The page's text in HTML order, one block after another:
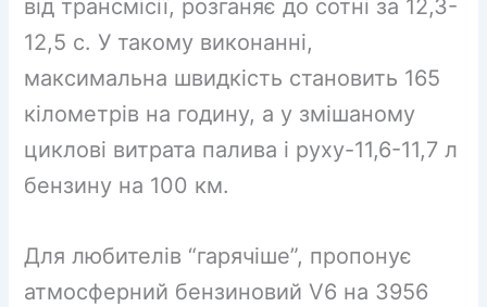
від трансмісії, розганяє до сотні за 12,3-
12,5 с. У такому виконанні,
максимальна швидкість становить 165
кілометрів на годину, а у змішаному
циклові витрата палива і руху-11,6-11,7 л
бензину на 100 км.
Для любителів “гарячіше”, пропонує
атмосферний бензиновий V6 на 3956